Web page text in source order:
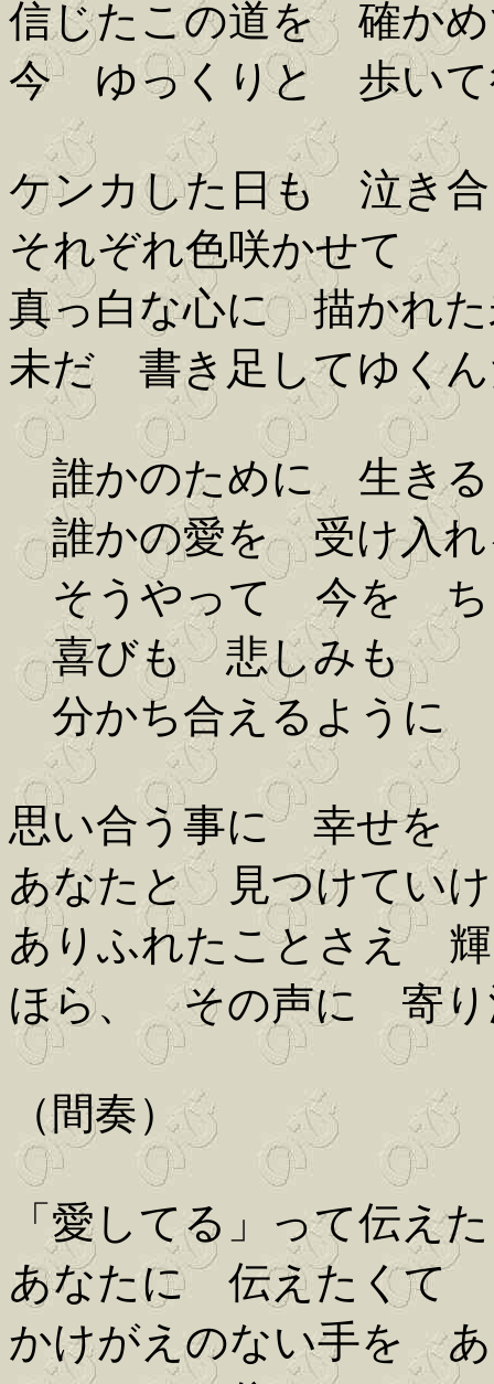
信じたこの道を 確か
今 ゆっくりと 歩いて
ケンカした日も 泣き
それぞれ色咲かせて
真っ白な心に 描かれた
未だ 書き足してゆく
誰かのために 生きる
誰かの愛を 受け入れ
そうやって 今を ち
喜びも 悲しみも
分かち合えるように
思い合う事に 幸せを
あなたと 見つけてい
ありふれたことさえ
ほら、 その声に 寄り
（間奏）
「愛してる」って伝え
あなたに 伝えたくて
かけがえのない手を